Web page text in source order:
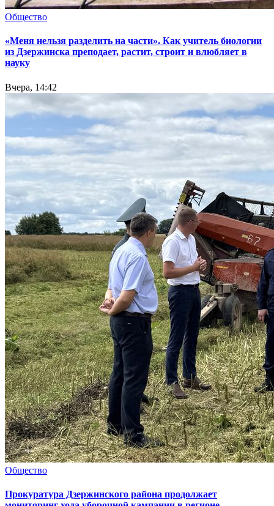
Общество
«Меня нельзя разделить на части». Как учитель биологии
из Дзержинска преподает, растит, строит и влюбляет в
науку
Вчера, 14:42
Общество
Прокуратура Дзержинского района продолжает